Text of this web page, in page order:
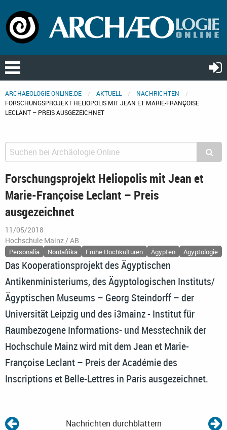
ARCHAEOLOGIE-ONLINE.DE AKTUELL
NACHRICHTEN
FORSCHUNGSPROJEKT HELIOPOLIS MIT JEAN ET MARIE-FRANÇOISE
LECLANT – PREIS AUSGEZEICHNET
Forschungsprojekt Heliopolis mit Jean et
Marie-Françoise Leclant – Preis
ausgezeichnet
11/05/2018
Hochschule Mainz / AB
Personalia Nordafrika Frühe Hochkulturen Ägypten Ägyptologie
Das Kooperationsprojekt des Ägyptischen
Antikenministeriums, des Ägyptologischen Instituts/
Ägyptischen Museums – Georg Steindorff – der
Universität Leipzig und des i3mainz - Institut für
Raumbezogene Informations- und Messtechnik der
Hochschule Mainz wird mit dem Jean et Marie-
Françoise Leclant – Preis der Académie des
Inscriptions et Belle-Lettres in Paris ausgezeichnet.
Nachrichten durchblättern